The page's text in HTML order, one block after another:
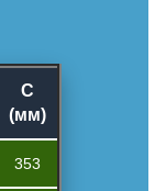
C
(мм)
353